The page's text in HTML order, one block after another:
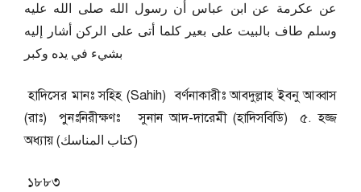
عن عكرمة عن ابن عباس أن رسول الله صلى الله عليه
وسلم طاف بالبيت على بعير كلما أتى على الركن أشار إليه
بشيء في يده وكبر
হাদিসের মানঃ সহিহ (Sahih) বর্ণনাকারীঃ আবদুল্লাহ ইবনু আব্বাস
(রাঃ) পুনঃনিরীক্ষণঃ সুনান আদ-দারেমী (হাদিসবিডি) ৫. হজ্জ
অধ্যায় (كتاب المناسك)
১৮৮৩